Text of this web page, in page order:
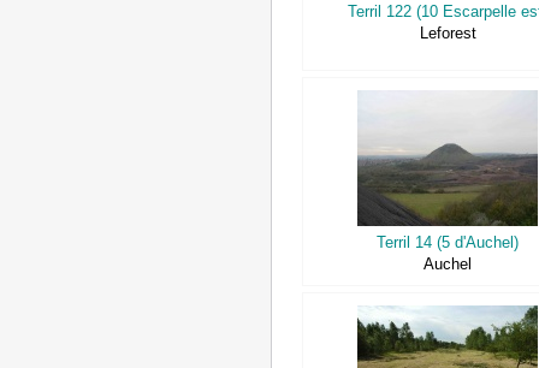
Terril 122 (10 Escarpelle
Leforest
Terril 14 (5 d'Auchel)
Auchel